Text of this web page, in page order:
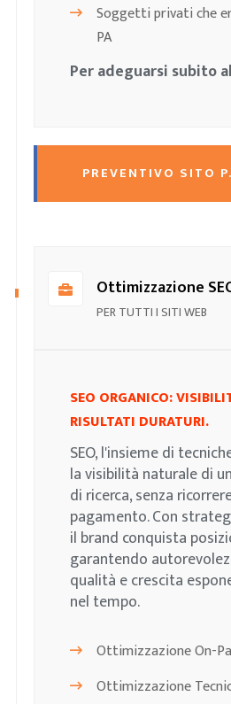
Soggetti privati che
PA
Per adeguarsi subito
PREVENTIVO SITO
Ottimizzazione
PER TUTTI I SITI WEB
SEO ORGANICO:
RISULTATI DURATURI.
SEO, l'insieme di
la visibilità naturale di
di ricerca, senza
pagamento. Con
il brand conquista
garantendo
qualità e crescita
nel tempo.
Ottimizzazione On-
Ottimizzazione